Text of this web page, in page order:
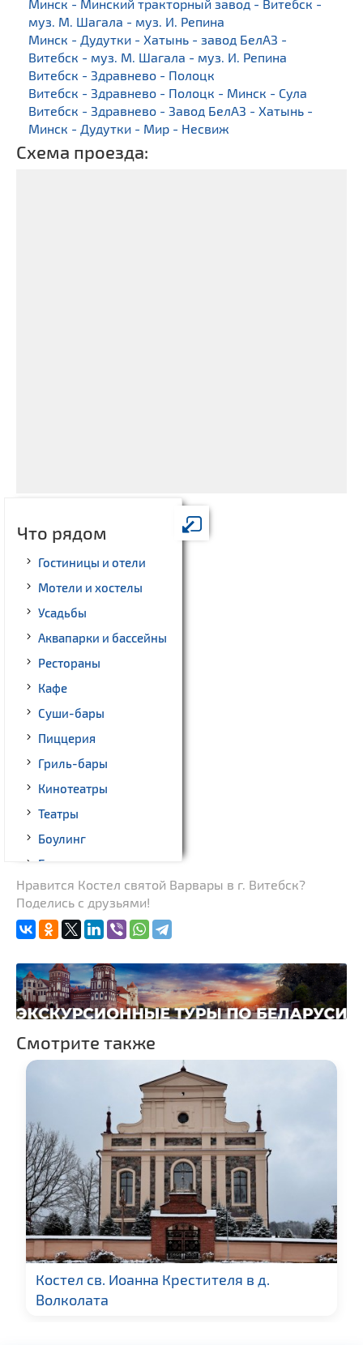
Минск - Минский тракторный завод - Витебск -
муз. М. Шагала - муз. И. Репина
Минск - Дудутки - Хатынь - завод БелАЗ -
Витебск - муз. М. Шагала - муз. И. Репина
Витебск - Здравнево - Полоцк
Витебск - Здравнево - Полоцк - Минск - Сула
Витебск - Здравнево - Завод БелАЗ - Хатынь -
Минск - Дудутки - Мир - Несвиж
Схема проезда:
Что рядом
Гостиницы и отели
Мотели и хостелы
Усадьбы
Аквапарки и бассейны
Рестораны
Кафе
Суши-бары
Пиццерия
Гриль-бары
Кинотеатры
Театры
Боулинг
Бильярд
Казино
Торговые центры,
универмаги
Fast-food
Гражданская
архитектура
Замки и дворцы
Производства
Квесты
Новости
Ратуши
Памятники известным
людям
Кладбище
Монастыри
Нравится Костел святой Варвары в г. Витебск?
Поделись с друзьями!
Смотрите также
Костел св. Иоанна Крестителя в д.
Волколата